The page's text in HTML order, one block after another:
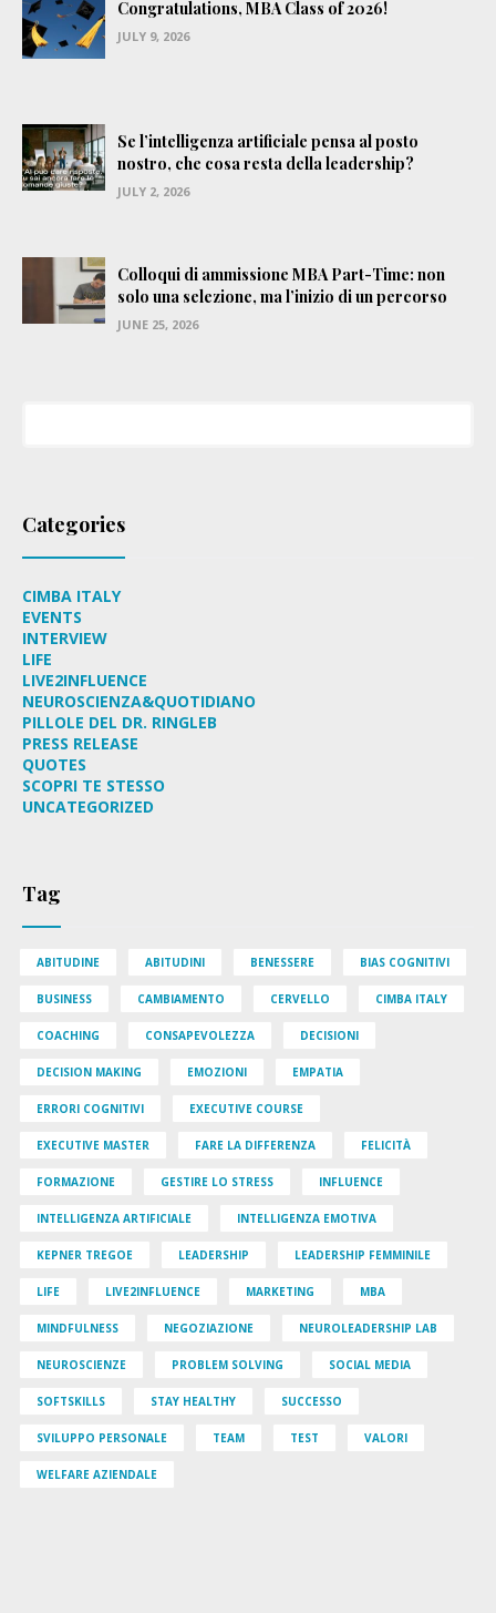
Congratulations, MBA Class of 2026!
JULY 9, 2026
Se l’intelligenza artificiale pensa al posto
nostro, che cosa resta della leadership?
JULY 2, 2026
Colloqui di ammissione MBA Part-Time: non
solo una selezione, ma l’inizio di un percorso
JUNE 25, 2026
Categories
CIMBA ITALY
EVENTS
INTERVIEW
LIFE
LIVE2INFLUENCE
NEUROSCIENZA&QUOTIDIANO
PILLOLE DEL DR. RINGLEB
PRESS RELEASE
QUOTES
SCOPRI TE STESSO
UNCATEGORIZED
Tag
ABITUDINE ABITUDINI BENESSERE BIAS COGNITIVI
BUSINESS CAMBIAMENTO CERVELLO CIMBA ITALY
COACHING CONSAPEVOLEZZA DECISIONI
DECISION MAKING EMOZIONI EMPATIA
ERRORI COGNITIVI EXECUTIVE COURSE
EXECUTIVE MASTER FARE LA DIFFERENZA FELICITÀ
FORMAZIONE GESTIRE LO STRESS INFLUENCE
INTELLIGENZA ARTIFICIALE INTELLIGENZA EMOTIVA
KEPNER TREGOE LEADERSHIP LEADERSHIP FEMMINILE
LIFE LIVE2INFLUENCE MARKETING MBA
MINDFULNESS NEGOZIAZIONE NEUROLEADERSHIP LAB
NEUROSCIENZE PROBLEM SOLVING SOCIAL MEDIA
SOFTSKILLS STAY HEALTHY SUCCESSO
SVILUPPO PERSONALE TEAM TEST VALORI
WELFARE AZIENDALE